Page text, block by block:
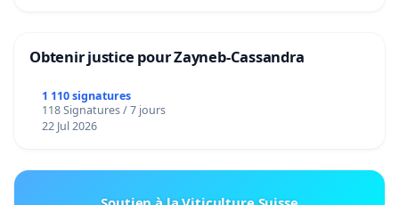
Obtenir justice pour Zayneb-Cassandra
1 110 signatures
118 Signatures / 7 jours
22 Jul 2026